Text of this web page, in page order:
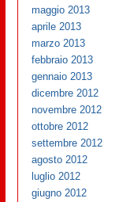
maggio 2013
aprile 2013
marzo 2013
febbraio 2013
gennaio 2013
dicembre 2012
novembre 2012
ottobre 2012
settembre 2012
agosto 2012
luglio 2012
giugno 2012